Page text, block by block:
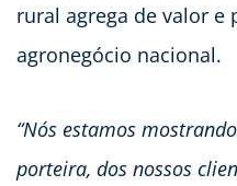
rural agrega de valor e
agronegócio nacional.
“Nós estamos
porteira, dos nossos